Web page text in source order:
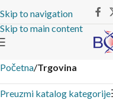
Skip to navigation
Skip to main content
Početna/Trgovina
Preuzmi katalog kategorije